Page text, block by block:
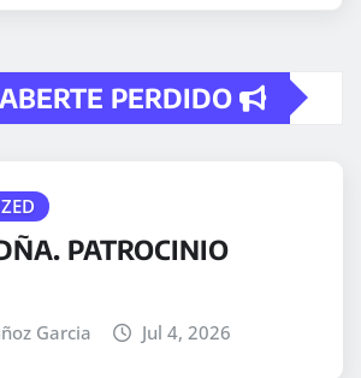
PERDIDO
PATROCINIO
Garcia Jul 4, 2026